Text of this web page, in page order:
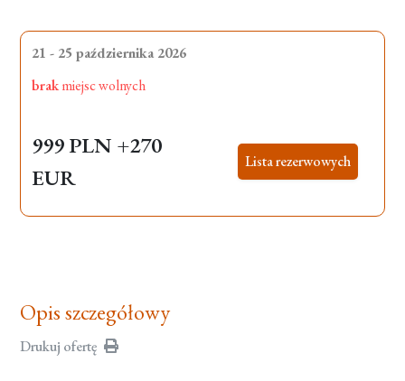
21 - 25 października 2026
brakmiejsc wolnych
999 PLN +270
EUR
Lista rezerwowych
Opis szczegółowy
Drukuj ofertę